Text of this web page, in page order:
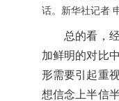
话。新华社记者
总的看，
加鲜明的对比
形需要引起重
想信念上半信